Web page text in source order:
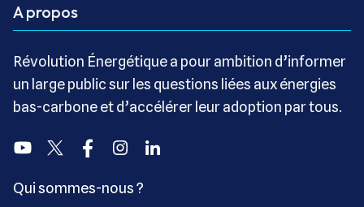
A propos
Révolution Énergétique a pour ambition d’informer
un large public sur les questions liées aux énergies
bas-carbone et d’accélérer leur adoption par tous.
YoutubeTwitter FacebookInstagramLinkedin
Qui sommes-nous ?